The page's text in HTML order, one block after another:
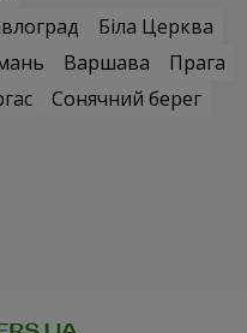
Біла Церква
Варшава
Прага
Сонячний берег